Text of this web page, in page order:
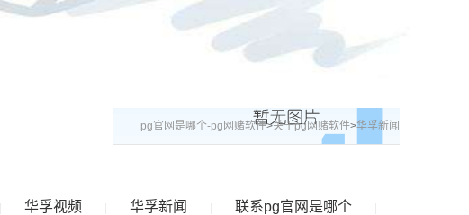
pg官网是哪个-pg网赌软件>关于pg网赌软件>华孚新闻
联系pg官网是哪个
华孚新闻
华孚视频